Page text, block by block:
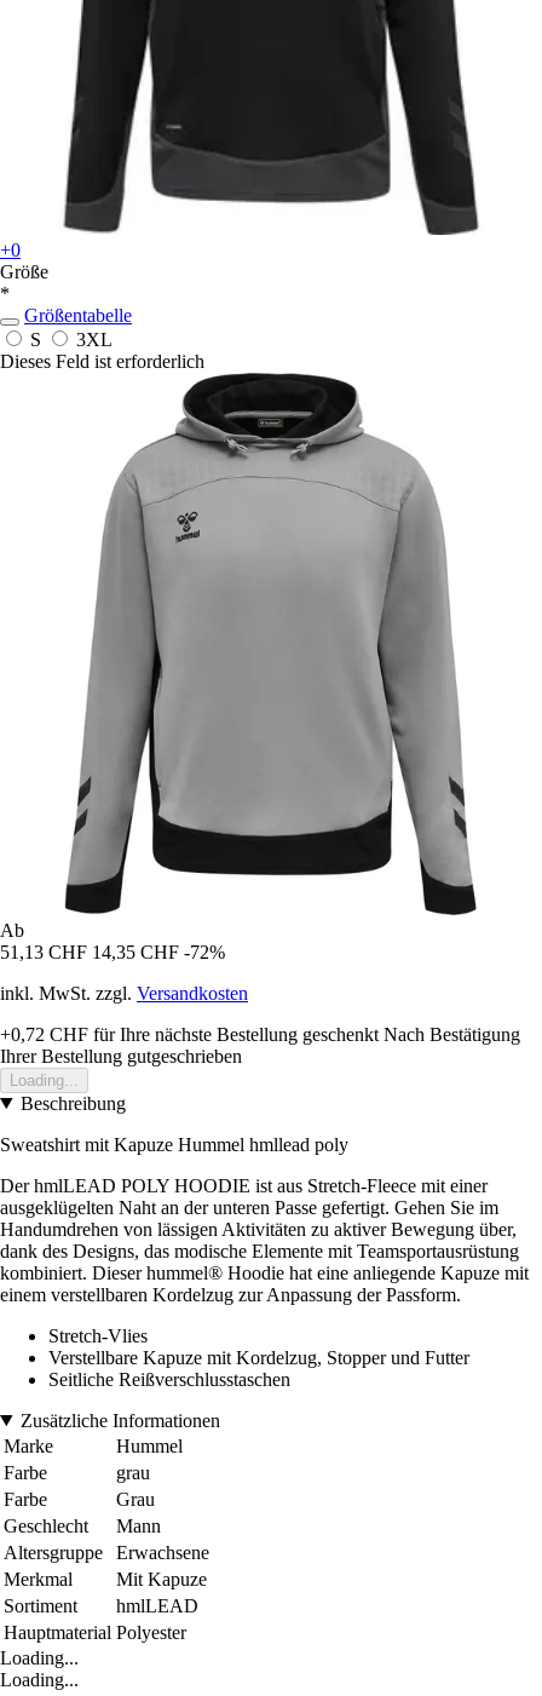
+0
Größe
*
Größentabelle
S
3XL
Dieses Feld ist erforderlich
Ab
51,13 CHF 14,35 CHF -72%
inkl. MwSt. zzgl. Versandkosten
+0,72 CHF für Ihre nächste Bestellung geschenkt Nach Bestätigung
Ihrer Bestellung gutgeschrieben
Loading...
Beschreibung
Sweatshirt mit Kapuze Hummel hmllead poly
Der hmlLEAD POLY HOODIE ist aus Stretch-Fleece mit einer
ausgeklügelten Naht an der unteren Passe gefertigt. Gehen Sie im
Handumdrehen von lässigen Aktivitäten zu aktiver Bewegung über,
dank des Designs, das modische Elemente mit Teamsportausrüstung
kombiniert. Dieser hummel® Hoodie hat eine anliegende Kapuze mit
einem verstellbaren Kordelzug zur Anpassung der Passform.
Stretch-Vlies
Verstellbare Kapuze mit Kordelzug, Stopper und Futter
Seitliche Reißverschlusstaschen
Zusätzliche Informationen
Marke
Hummel
Farbe
grau
Farbe
Grau
Geschlecht
Mann
Altersgruppe
Erwachsene
Merkmal
Mit Kapuze
Sortiment
hmlLEAD
Hauptmaterial Polyester
Loading...
Loading...